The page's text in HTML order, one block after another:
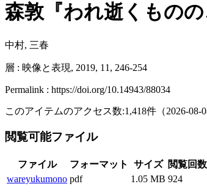
森敦『われ逝くもの
中村, 三春
層 : 映像と表現, 2019, 11, 246-254
Permalink : https://doi.org/10.14943/88034
このアイテムのアクセス数:1,418件 （2026-08-
閲覧可能ファイル
ファイル フォーマット サイズ 閲覧回数
wareyukumono pdf 1.05 MB 924